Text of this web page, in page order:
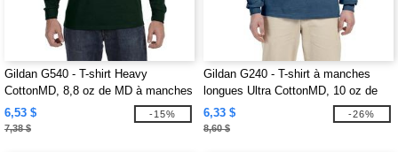
Gildan G540 - T-shirt Heavy
CottonMD, 8,8 oz de MD à manches
longues
6,53 $
7,38 $
-15%
Gildan G240 - T-shirt à manches
longues Ultra CottonMD, 10 oz de
MD (2400)
6,33 $
8,60 $
-26%